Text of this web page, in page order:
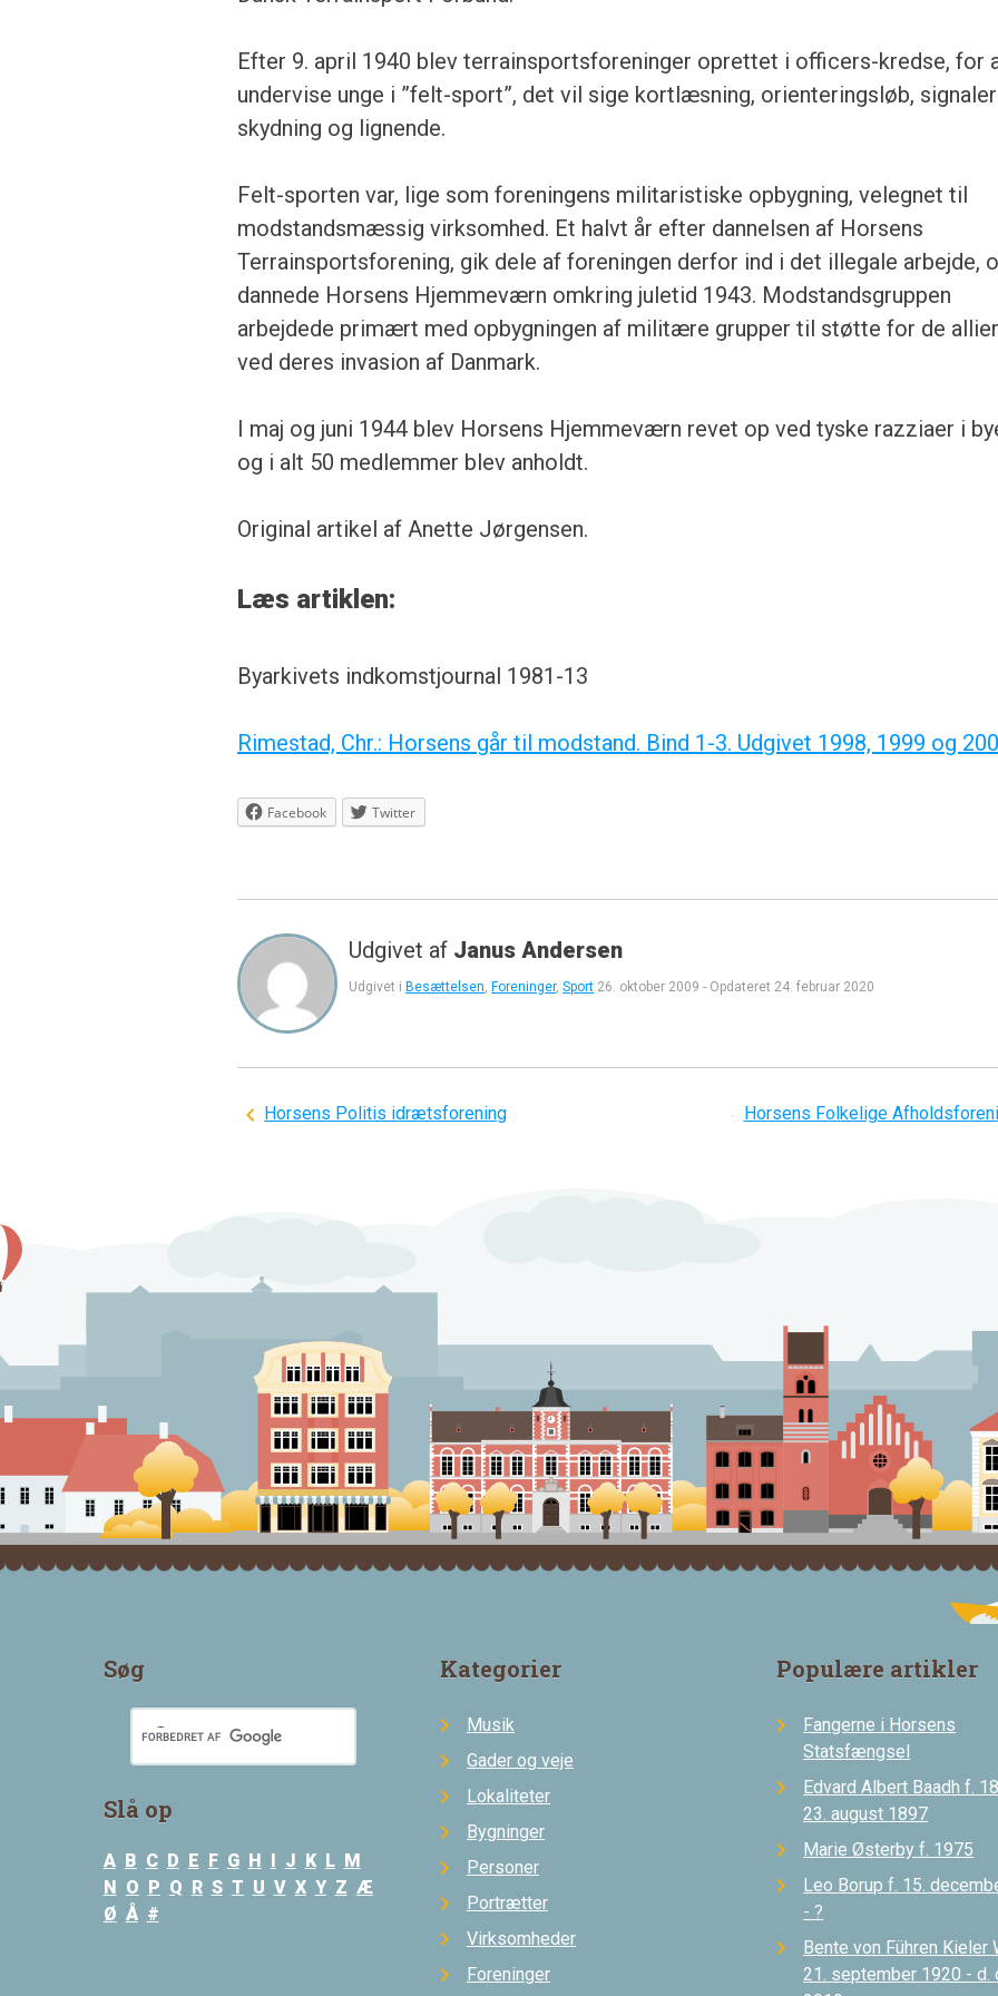
Efter 9. april 1940 blev terrainsportsforeninger oprettet i officers-kredse, for
undervise unge i ”felt-sport”, det vil sige kortlæsning, orienteringsløb,
skydning og lignende.
Felt-sporten var, lige som foreningens militaristiske opbygning, velegnet til
modstandsmæssig virksomhed. Et halvt år efter dannelsen af Horsens
Terrainsportsforening, gik dele af foreningen derfor ind i det illegale arbejde,
dannede Horsens Hjemmeværn omkring juletid 1943. Modstandsgruppen
arbejdede primært med opbygningen af militære grupper til støtte for de
ved deres invasion af Danmark.
I maj og juni 1944 blev Horsens Hjemmeværn revet op ved tyske razziaer i
og i alt 50 medlemmer blev anholdt.
Original artikel af Anette Jørgensen.
Læs artiklen:
Byarkivets indkomstjournal 1981-13
Rimestad, Chr.: Horsens går til modstand. Bind 1-3. Udgivet 1998, 1999 og
Facebook Twitter
Udgivet af Janus Andersen
Udgivet iBesættelsen ,Foreninger,Sport 26. oktober 2009 - Opdateret 24. februar 2020
Indlægsnavigation
Horsens Politis idrætsforening Horsens Folkelige
Søg
Slå op
A B C D E F G H I J K L M
N O P Q R S T U V X Y Z Æ
Ø Å #
Kategorier
Musik
Gader og veje
Lokaliteter
Bygninger
Personer
Portrætter
Virksomheder
Foreninger
Populære artikler
Fangerne i Horsens
Statsfængsel
Edvard Albert Baadh f.
23. august 1897
Marie Østerby f. 1975
Leo Borup f. 15.
- ?
Bente von Führen Kieler
21. september 1920 - d.